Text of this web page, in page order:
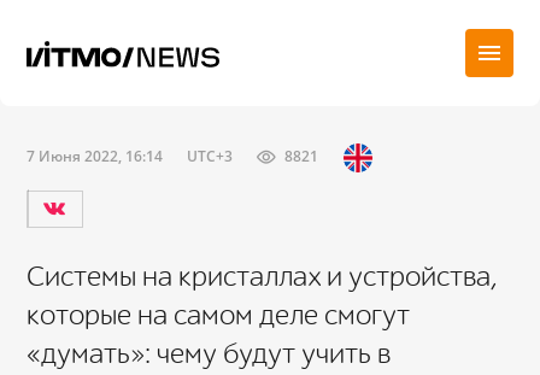
7 Июня 2022, 16:14 UTC+3 8821
Системы на кристаллах и устройства,
которые на самом деле смогут
«думать»: чему будут учить в